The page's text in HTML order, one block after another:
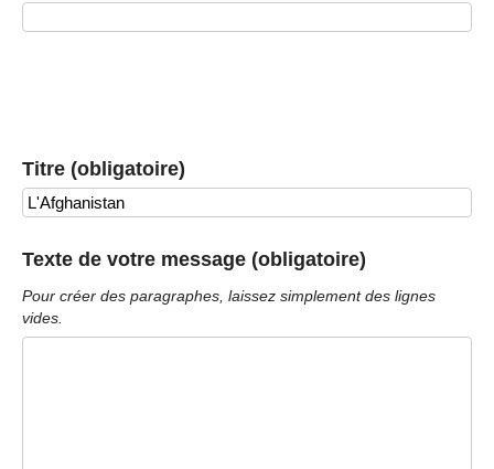
Titre (obligatoire)
Texte de votre message (obligatoire)
Pour créer des paragraphes, laissez simplement des lignes
vides.